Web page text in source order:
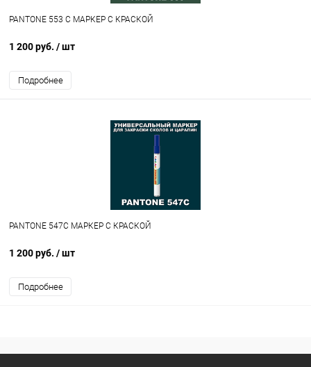
PANTONE 553 C МАРКЕР С КРАСКОЙ
1 200 руб. / шт
Подробнее
PANTONE 547C МАРКЕР С КРАСКОЙ
1 200 руб. / шт
Подробнее